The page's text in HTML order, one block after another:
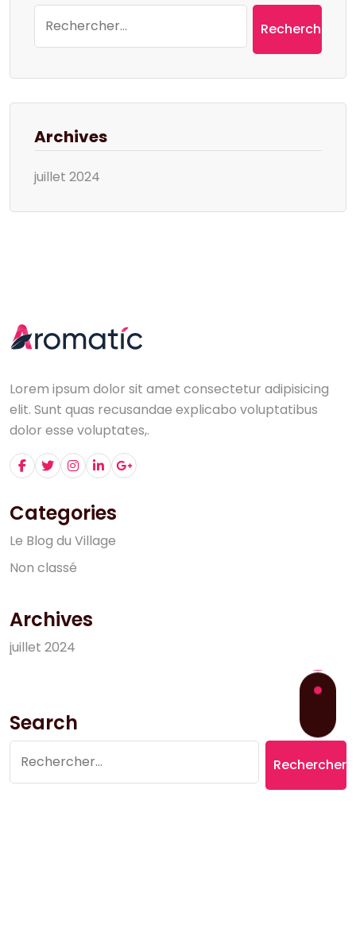
Archives
juillet 2024
Lorem ipsum dolor sit amet consectetur adipisicing
elit. Sunt quas recusandae explicabo voluptatibus
dolor esse voluptates,.
Categories
Le Blog du Village
Non classé
Archives
juillet 2024
Search